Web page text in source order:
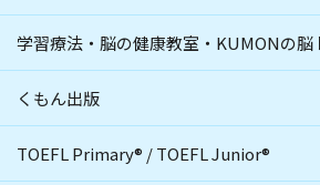
学習療法・脳の健康教室・KUMONの脳
くもん出版
TOEFL Primary® /TOEFL Junior®